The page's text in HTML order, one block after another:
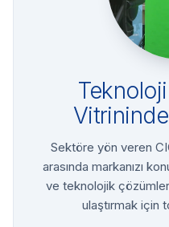
Teknoloji
Sektöre yön veren
arasında markanızı
ve teknolojik
ulaştırmak için